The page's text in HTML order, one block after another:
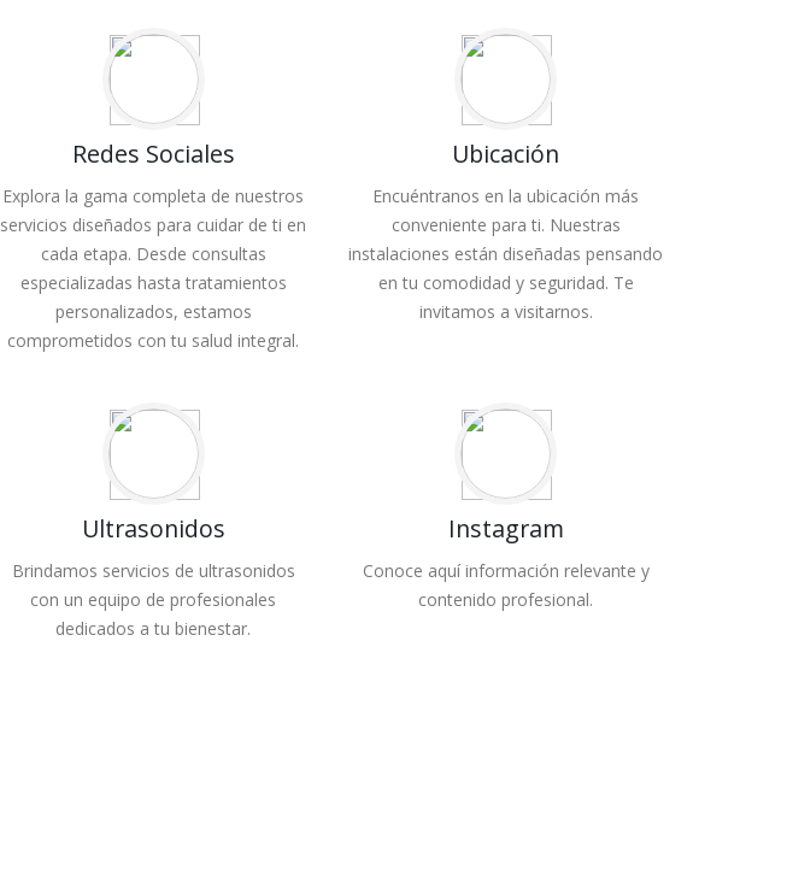
Redes Sociales
Explora la gama completa de nuestros
servicios diseñados para cuidar de ti en
cada etapa. Desde consultas
especializadas hasta tratamientos
personalizados, estamos
comprometidos con tu salud integral.
Ubicación
Encuéntranos en la ubicación más
conveniente para ti. Nuestras
instalaciones están diseñadas pensando
en tu comodidad y seguridad. Te
invitamos a visitarnos.
Ultrasonidos
Brindamos servicios de ultrasonidos
con un equipo de profesionales
dedicados a tu bienestar.
Instagram
Conoce aquí información relevante y
contenido profesional.